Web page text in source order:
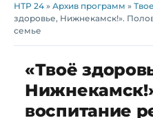
НТР 24 » Архив программ »
здоровье, Нижнекамск!».
семье
«Твоё
воспитание